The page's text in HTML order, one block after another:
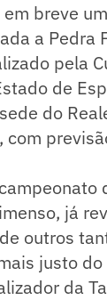
breve
a Pedra
pela
de
do
com
já
outros
justo
da